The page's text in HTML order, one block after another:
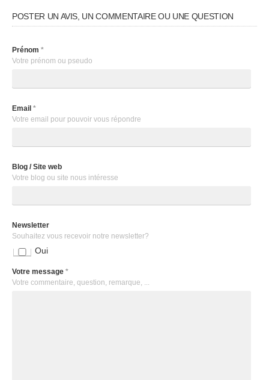
POSTER UN AVIS, UN COMMENTAIRE OU UNE QUESTION
Prénom *
Votre prénom ou pseudo
Email *
Votre email pour pouvoir vous répondre
Blog / Site web
Votre blog ou site nous intéresse
Newsletter
Souhaitez vous recevoir notre newsletter?
Oui
Votre message *
Votre commentaire, question, remarque, ...